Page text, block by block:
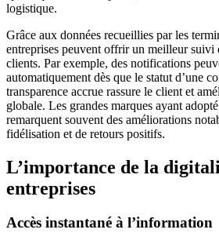
logistique.
Grâce aux données recueillies par les
entreprises peuvent offrir un meilleur suivi
clients. Par exemple, des notifications
automatiquement dès que le statut d’une
transparence accrue rassure le client et
globale. Les grandes marques ayant
remarquent souvent des améliorations
fidélisation et de retours positifs.
L’importance de la
entreprises
Accès instantané à l’information